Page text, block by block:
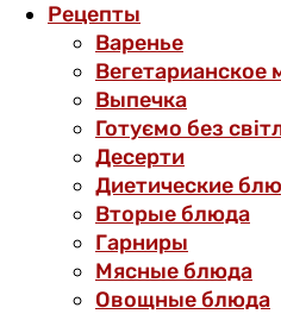
Рецепты
Варенье
Вегетарианское
Выпечка
Готуємо без
Десерти
Диетические
Вторые блюда
Гарниры
Мясные блюда
Овощные блюда